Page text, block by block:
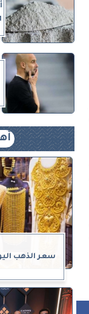
21-
سعر الذهب اليوم